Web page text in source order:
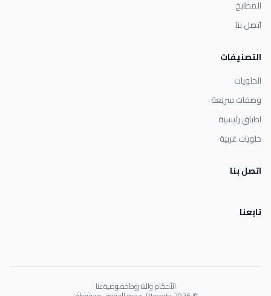
المطابخ
اتصل بنا
التصنيفات
الحلويات
وصفات سريعة
اطباق رئيسية
حلويات غربية
اتصل بنا
تابعنا
الأحكام والشروطخصوصيةعنا